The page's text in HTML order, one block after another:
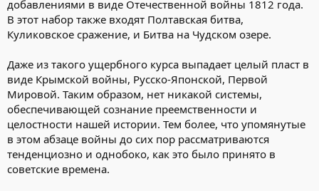
добавлениями в виде Отечественной войны 1812 года.
В этот набор также входят Полтавская битва,
Куликовское сражение, и Битва на Чудском озере.
Даже из такого ущербного курса выпадает целый пласт в
виде Крымской войны, Русско-Японской, Первой
Мировой. Таким образом, нет никакой системы,
обеспечивающей сознание преемственности и
целостности нашей истории. Тем более, что упомянутые
в этом абзаце войны до сих пор рассматриваются
тенденциозно и однобоко, как это было принято в
советские времена.